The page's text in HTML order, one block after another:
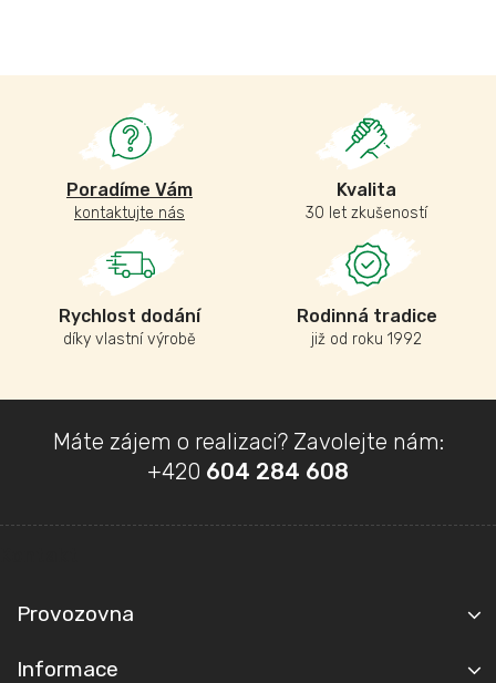
Poradíme Vám
kontaktujte nás
Kvalita
30 let zkušeností
Rychlost dodání
díky vlastní výrobě
Rodinná tradice
již od roku 1992
a
Máte zájem o realizaci? Zavolejte nám:
+420 604 284 608
Provozovna
Informace